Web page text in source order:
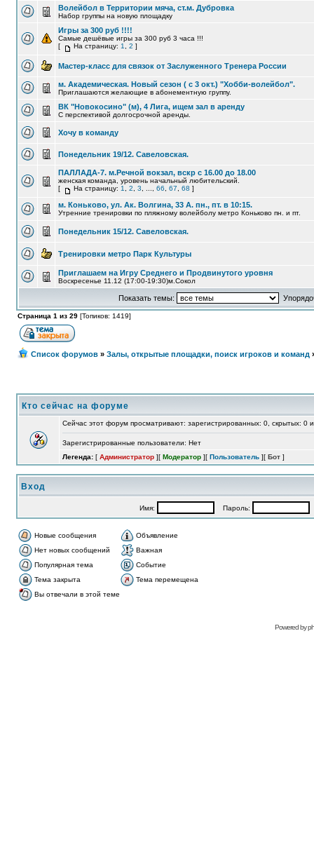
Волейбол в Территории мяча, ст.м. Дубровка
Набор группы на новую площадку
Игры за 300 руб !!!!
Самые дешёвые игры за 300 руб 3 часа !!!
[
На страницу: 1 2 ]
Мастер-класс для связок от Заслуженного Тренера России
м. Академическая. Новый сезон ( с 3 окт.) "Хобби-волейбол".
Приглашаются желающие в абонементную группу.
ВК "Новокосино" (м), 4 Лига, ищем зал в аренду
С перспективой долгосрочной аренды.
Хочу в команду
Понедельник 19/12. Савеловская.
ПАЛЛАДА-7. м.Речной вокзал, вскр с 16.00 до 18.00
женская команда, уровень начальный любительский.
[
На страницу: 1 2 3 66 67 68 ]
м. Коньково, ул. Ак. Волгина, 33 А. пн., пт. в 10:15.
Утренние тренировки по пляжному волейболу метро Коньково пн. и пт.
Понедельник 15/12. Савеловская.
Тренировки метро Парк Культуры
Приглашаем на Игру Среднего и Продвинутого уровня
Воскресенье 11.12 (17:00-19:30)м.Сокол
Показать темы:
Страница 1 из 29 [Топиков: 1419]
Список форумов » Залы, открытые площадки, поиск игроков и команд
Кто сейчас на форуме
Сейчас этот форум просматривают: зарегистрированных: 0, скрытых: 0
Зарегистрированные пользователи: Нет
Легенда: [ Администратор ][ Модератор ][ Пользователь ][ Бот ]
Вход
Имя: Пароль:
Новые сообщения
Объявление
Нет новых сообщений
Важная
Популярная тема
Событие
Тема закрыта
Тема перемещена
Вы отвечали в этой теме
Рowered bу